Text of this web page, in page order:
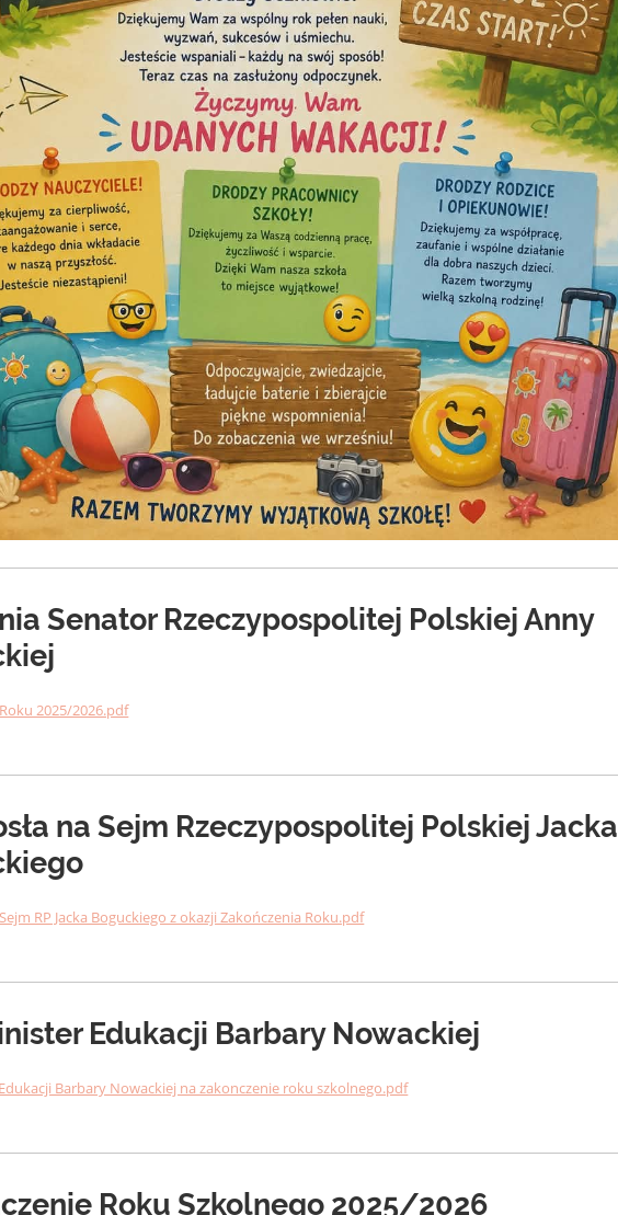
Senator Rzeczypospolitej Polskiej Anny
2025/2026.pdf
na Sejm Rzeczypospolitej Polskiej Jacka
RP Jacka Boguckiego z okazji Zakończenia Roku.pdf
Edukacji Barbary Nowackiej
Barbary Nowackiej na zakonczenie roku szkolnego.pdf
Roku Szkolnego 2025/2026